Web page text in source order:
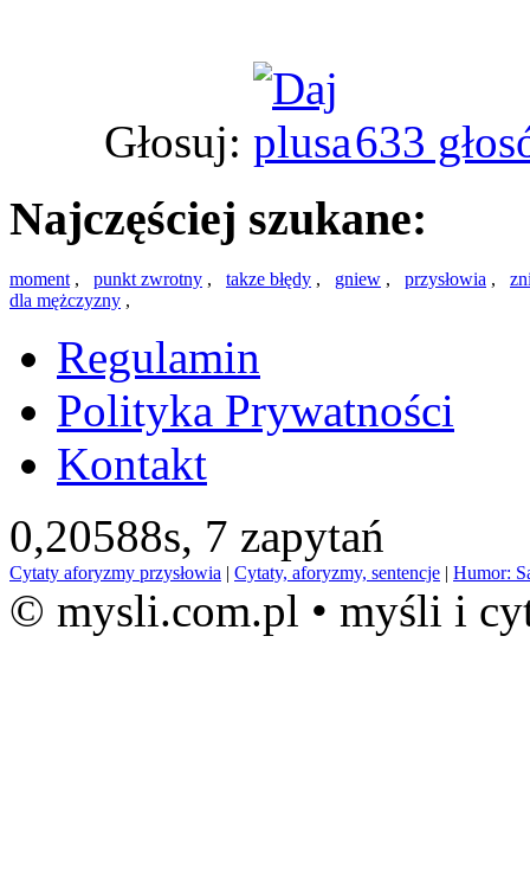
Głosuj: 633
Najczęściej szukane:
moment , punkt zwrotny , takze błędy , gniew , przysłowia ,
dla mężczyzny ,
Regulamin
Polityka Prywatności
Kontakt
0,20588s, 7 zapytań
Cytaty aforyzmy przysłowia | Cytaty, aforyzmy, sentencje | Humor:
© mysli.com.pl • myśli i